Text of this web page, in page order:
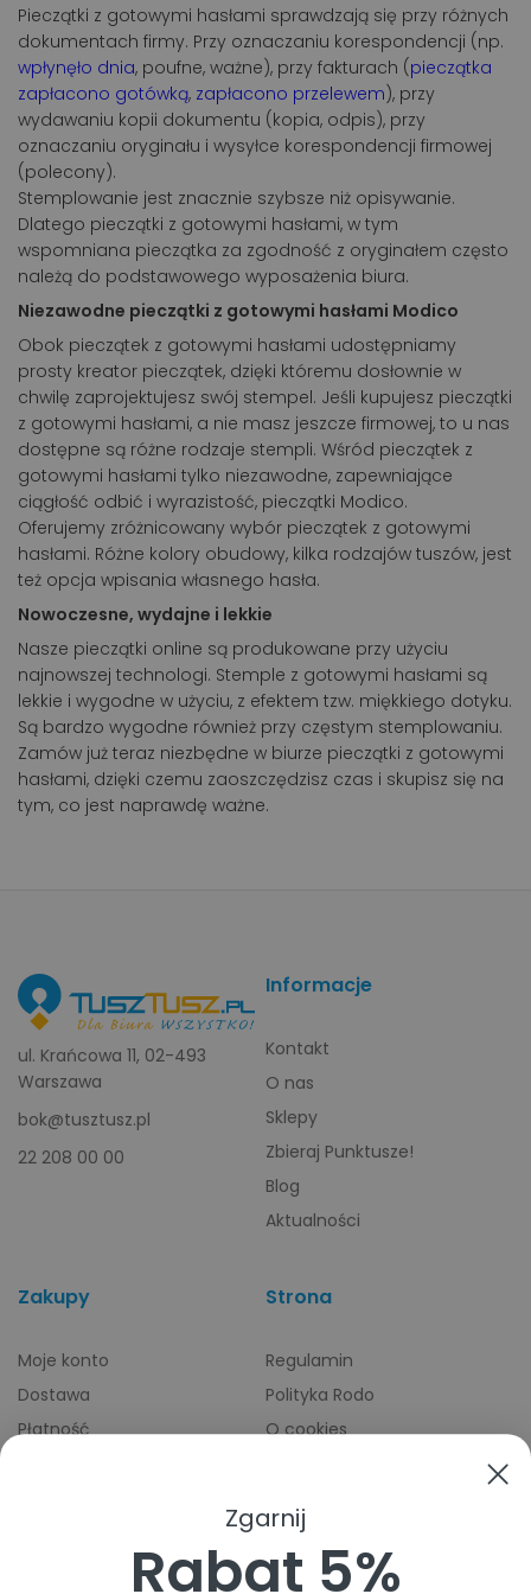
Pieczątki z gotowymi hasłami sprawdzają się przy różnych
dokumentach firmy. Przy oznaczaniu korespondencji (np.
wpłynęło dnia, poufne, ważne), przy fakturach (pieczątka
zapłacono gotówką, zapłacono przelewem), przy
wydawaniu kopii dokumentu (kopia, odpis), przy
oznaczaniu oryginału i wysyłce korespondencji firmowej
(polecony).
Stemplowanie jest znacznie szybsze niż opisywanie.
Dlatego pieczątki z gotowymi hasłami, w tym
wspomniana pieczątka za zgodność z oryginałem często
należą do podstawowego wyposażenia biura.
Niezawodne pieczątki z gotowymi hasłami Modico
Obok pieczątek z gotowymi hasłami udostępniamy
prosty kreator pieczątek, dzięki któremu dosłownie w
chwilę zaprojektujesz swój stempel. Jeśli kupujesz pieczątki
z gotowymi hasłami, a nie masz jeszcze firmowej, to u nas
dostępne są różne rodzaje stempli. Wśród pieczątek z
gotowymi hasłami tylko niezawodne, zapewniające
ciągłość odbić i wyrazistość, pieczątki Modico.
Oferujemy zróżnicowany wybór pieczątek z gotowymi
hasłami. Różne kolory obudowy, kilka rodzajów tuszów, jest
też opcja wpisania własnego hasła.
Nowoczesne, wydajne i lekkie
Nasze pieczątki online są produkowane przy użyciu
najnowszej technologi. Stemple z gotowymi hasłami są
lekkie i wygodne w użyciu, z efektem tzw. miękkiego dotyku.
Są bardzo wygodne również przy częstym stemplowaniu.
Zamów już teraz niezbędne w biurze pieczątki z gotowymi
hasłami, dzięki czemu zaoszczędzisz czas i skupisz się na
tym, co jest naprawdę ważne.
ul. Krańcowa 11, 02-493
Warszawa
bok@tusztusz.pl
22 208 00 00
Informacje
Kontakt
O nas
Sklepy
Zbieraj Punktusze!
Blog
Aktualności
Zakupy
Moje konto
Dostawa
Płatność
Strona
Regulamin
Polityka Rodo
O cookies
Zgarnij
Rabat 5%